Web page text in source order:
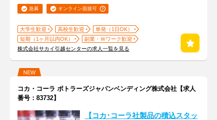
急募 オンライン面接可
大学生歓迎 高校生歓迎
単発（1日OK）
短期（1ヶ月以内OK）
副業・Ｗワーク歓迎
株式会社サカイ引越センターの求人一覧を見る
NEW
コカ・コーラ ボトラーズジャパンベンディング株式会社【求人
番号：83732】
【コカ･コーラ社製品の積込スタッ